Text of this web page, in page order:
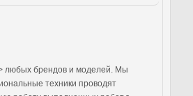
любых брендов и моделей. Мы
техники проводят